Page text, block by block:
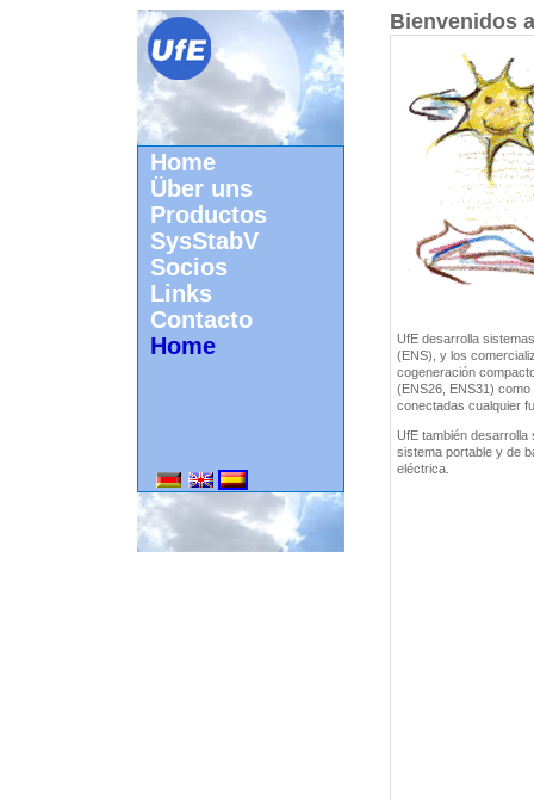
Home
Über uns
Productos
SysStabV
Socios
Links
Contacto
Home
Bienvenidos
UfE desarrolla
(ENS), y los
cogeneración
(ENS26, ENS31)
conectadas cualquier
UfE también
sistema portable y de
eléctrica.